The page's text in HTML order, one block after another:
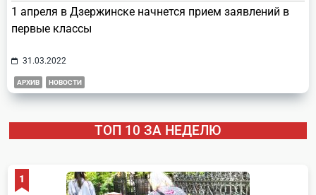
1 апреля в Дзержинске начнется прием заявлений в
первые классы
31.03.2022
АРХИВ НОВОСТИ
ТОП 10 ЗА НЕДЕЛЮ